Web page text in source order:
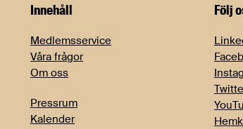
Innehåll
Medlemsservice
Våra frågor
Om oss
Pressrum
Kalender
Följ